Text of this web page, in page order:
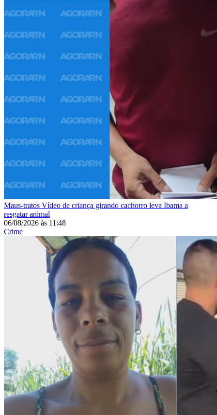
Maus-tratos Vídeo de criança girando cachorro leva Ibama a
resgatar animal
06/08/2026 às 11:48
Crime